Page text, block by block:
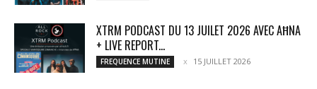
XTRM PODCAST DU 13 JUILET 2026 AVEC AĦNA
+ LIVE REPORT...
FREQUENCE MUTINE 15 JUILLET 2026